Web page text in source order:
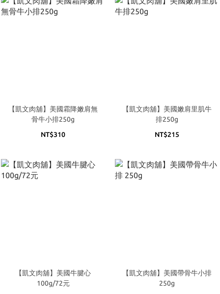
【凱文肉舖】美國霜降嫩肩無
骨牛小排250g
NT$310
【凱文肉舖】美國嫩肩里肌牛
排250g
NT$215
【凱文肉舖】美國牛腱心
100g/72元
【凱文肉舖】美國帶骨牛小排
250g